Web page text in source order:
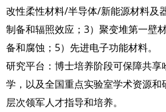
改性柔性材料/半导体/新能源材料及
制备和辐照效应；3）聚变堆第一壁
备和腐蚀；5）先进电子功能材料。
研究平台：博士培养阶段可保障共享
学，以及全国重点实验室学术资源和
层次领军人才指导和培养。